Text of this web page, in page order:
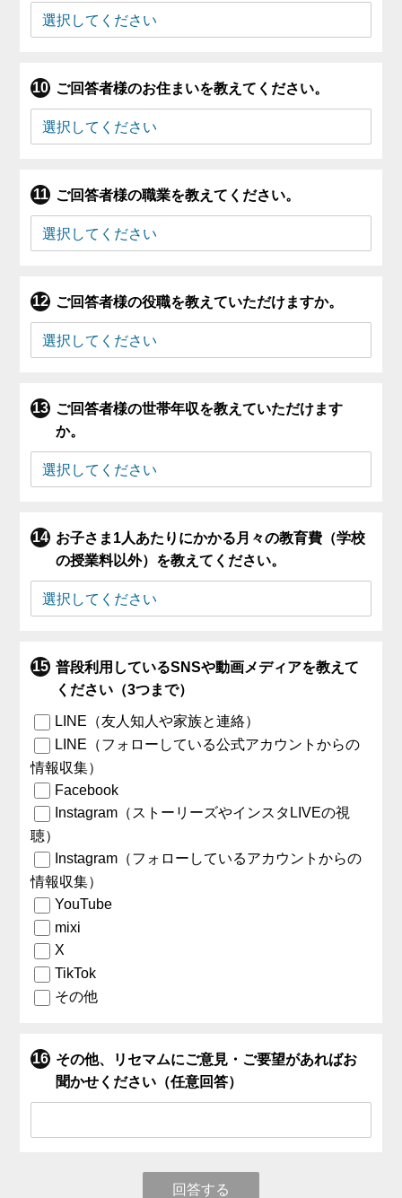
ご回答者様のお住まいを教えてください。
ご回答者様の職業を教えてください。
ご回答者様の役職を教えていただけますか。
ご回答者様の世帯年収を教えていただけます
か。
お子さま1人あたりにかかる月々の教育費（学校
の授業料以外）を教えてください。
普段利用しているSNSや動画メディアを教えて
ください（3つまで）
LINE（友人知人や家族と連絡）
LINE（フォローしている公式アカウントからの
情報収集）
Facebook
Instagram（ストーリーズやインスタLIVEの視
聴）
Instagram（フォローしているアカウントからの
情報収集）
YouTube
mixi
X
TikTok
その他
その他、リセマムにご意見・ご要望があればお
聞かせください（任意回答）
回答する